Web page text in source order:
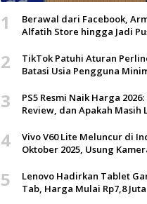
1
Berawal dari Facebook,
Alfatih Store hingga Jadi
2
TikTok Patuhi Aturan
Batasi Usia Pengguna
3
PS5 Resmi Naik Harga
Review, dan Apakah Masih
4
Vivo V60 Lite Meluncur di
Oktober 2025, Usung
5
Lenovo Hadirkan Tablet
Tab, Harga Mulai Rp7,8 Juta